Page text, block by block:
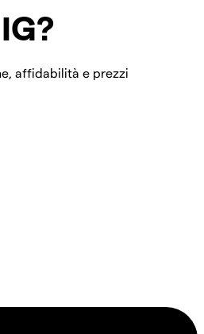
affidabilità e prezzi